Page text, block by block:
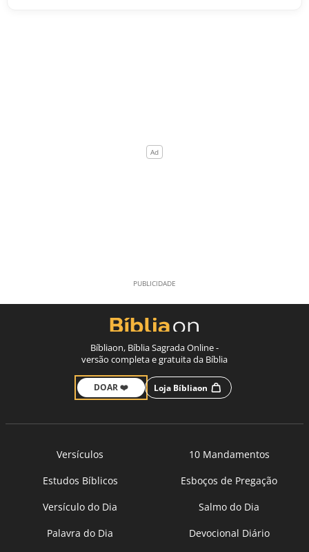
Bíbliaon, Bíblia Sagrada Online -
versão completa e gratuita da Bíblia
DOAR ❤️ Loja Bíbliaon
Versículos
10 Mandamentos
Estudos Bíblicos
Esboços de Pregação
Versículo do Dia
Salmo do Dia
Palavra do Dia
Devocional Diário